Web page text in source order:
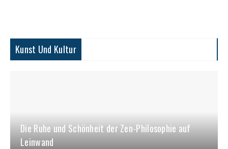
Kunst Und Kultur
Die Ruhe und Schönheit der Zen-Philosophie auf
Leinwand